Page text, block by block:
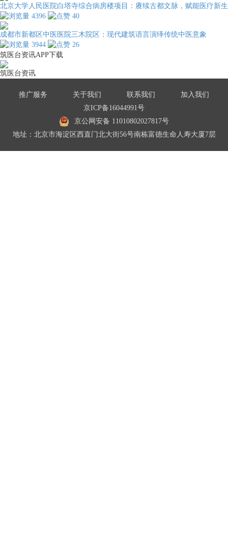
北京大学人民医院白塔寺综合病房楼项目：赓续古都文脉，赋能医疗新生
4396
40
成都市新都区中医医院三木院区：现代建筑语言演绎传统中医意象
3944
26
筑医台资讯APP下载
筑医台资讯
推广服务 关于我们 联系我们
加入我们
京ICP备16044991号
京公网安备 11010802027817号
地址：北京市海淀区西直门北大街56号南栋富德生命人寿大厦7层